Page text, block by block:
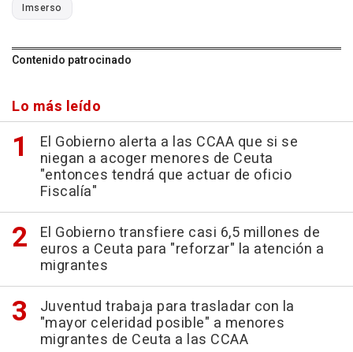
Imserso
Contenido patrocinado
Lo más leído
El Gobierno alerta a las CCAA que si se
niegan a acoger menores de Ceuta
"entonces tendrá que actuar de oficio
Fiscalía"
El Gobierno transfiere casi 6,5 millones de
euros a Ceuta para "reforzar" la atención a
migrantes
Juventud trabaja para trasladar con la
"mayor celeridad posible" a menores
migrantes de Ceuta a las CCAA